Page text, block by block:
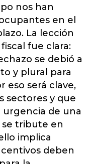
nos han
en el
La lección
fue clara:
se debió a
y plural para
eso será clave,
sectores y que
de una
tribute en
implica
deben